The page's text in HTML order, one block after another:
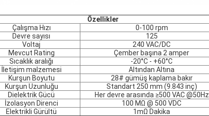
Özellikler
Çalışma Hızı
0-100 rpm
Devre sayısı
125
Voltaj
240 VAC/DC
Mevcut Rating
Çember başına 2 amper
Sıcaklık aralığı
-20°C - +60°C
İletişim malzemesi
Altından Altına
Kurşun Boyutu
28# gümüş kaplama bakır
Kurşun Uzunluğu
Standart 250 mm (9.843 inç)
Dielektrik Gücü
Her devre arasında ≥500 VAC @50Hz
İzolasyon Direnci
100 MΩ @ 500 VDC
Elektrikli Gürültü
1mΩ Dakika